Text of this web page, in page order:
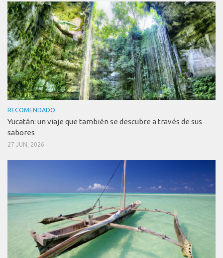
RECOMENDADO
Yucatán: un viaje que también se descubre a través de sus
sabores
27 JUN, 2026